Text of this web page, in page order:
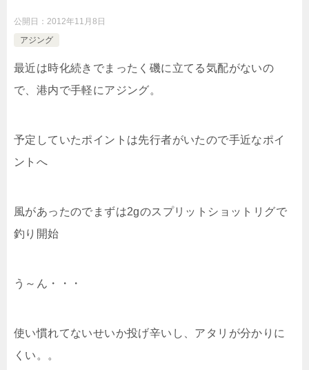
公開日： 2012年11月8日
アジング
最近は時化続きでまったく磯に立てる気配がないの
で、港内で手軽にアジング。
予定していたポイントは先行者がいたので手近なポイ
ントへ
風があったのでまずは2gのスプリットショットリグで
釣り開始
う～ん・・・
使い慣れてないせいか投げ辛いし、アタリが分かりに
くい。。